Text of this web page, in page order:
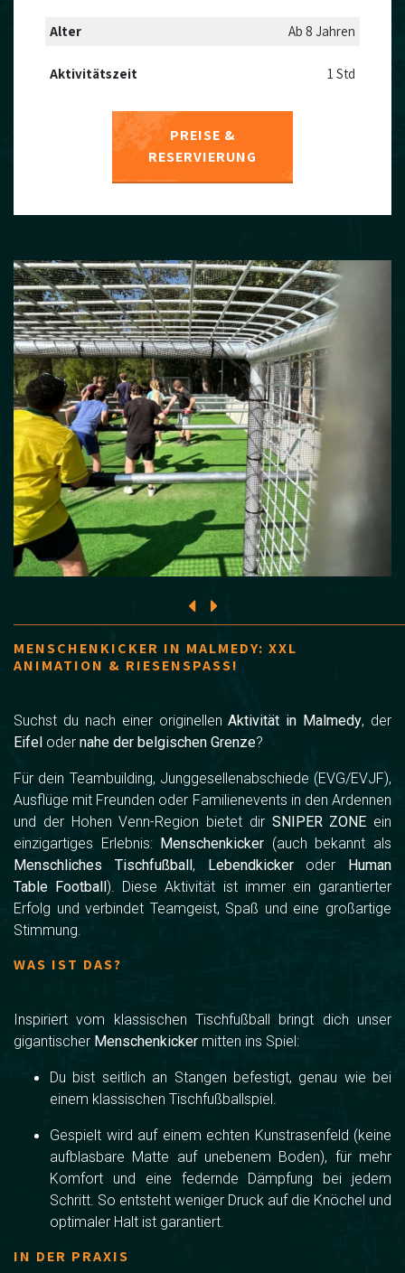
Alter Ab 8 Jahren
Aktivitätszeit 1 Std
PREISE &
RESERVIERUNG
MENSCHENKICKER IN MALMEDY: XXL
ANIMATION & RIESENSPASS!
Suchst du nach einer originellenAktivität in Malmedy, der
Eifel oder nahe der belgischen Grenze?
Für dein Teambuilding, Junggesellenabschiede (EVG/EVJF),
Ausflüge mit Freunden oder Familienevents in den Ardennen
und der Hohen Venn-Region bietet dir SNIPER ZONE ein
einzigartiges Erlebnis: Menschenkicker (auch bekannt als
Menschliches Tischfußball, Lebendkickeroder Human
Table Football). Diese Aktivität ist immer ein garantierter
Erfolg und verbindet Teamgeist, Spaß und eine großartige
Stimmung.
WAS IST DAS?
Inspiriert vom klassischen Tischfußball bringt dich unser
gigantischer Menschenkicker mitten ins Spiel:
Du bist seitlich an Stangen befestigt, genau wie bei
einem klassischen Tischfußballspiel.
Gespielt wird auf einem echten Kunstrasenfeld (keine
aufblasbare Matte auf unebenem Boden), für mehr
Komfort und eine federnde Dämpfung bei jedem
Schritt. So entsteht weniger Druck auf die Knöchel und
optimaler Halt ist garantiert.
IN DER PRAXIS